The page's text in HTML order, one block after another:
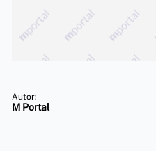
Autor:
M Portal